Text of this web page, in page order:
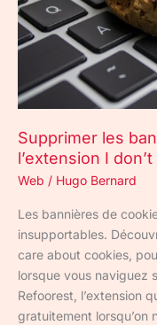
Supprimer les
l’extension I
Web / Hugo Bernard
Les bannières de
insupportables.
care about cookies,
lorsque vous naviguez
Refoorest, l’extension
gratuitement lorsqu’on
I
don’t
about
cookies